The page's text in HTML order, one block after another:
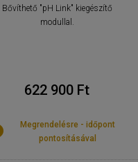
Bővíthető "pH Link" kiegészítő
modullal.
622 900 Ft
Megrendelésre - időpont
pontosításával